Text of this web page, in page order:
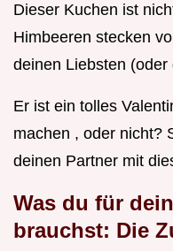
Dieser Kuchen ist
Himbeeren stecken
deinen Liebsten
Er ist ein tolles
machen , oder nicht?
deinen Partner mit
Was du für
brauchst: Die